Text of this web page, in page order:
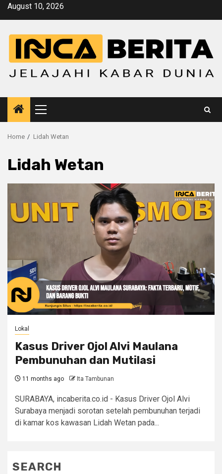
SkipAugust 10, 2026
Primary
Menu
Home Lidah Wetan
Lidah Wetan
Lokal
Kasus Driver Ojol Alvi Maulana
Pembunuhan dan Mutilasi
11 months ago Ita Tambunan
SURABAYA, incaberita.co.id - Kasus Driver Ojol Alvi
Surabaya menjadi sorotan setelah pembunuhan terjadi
di kamar kos kawasan Lidah Wetan pada...
SEARCH